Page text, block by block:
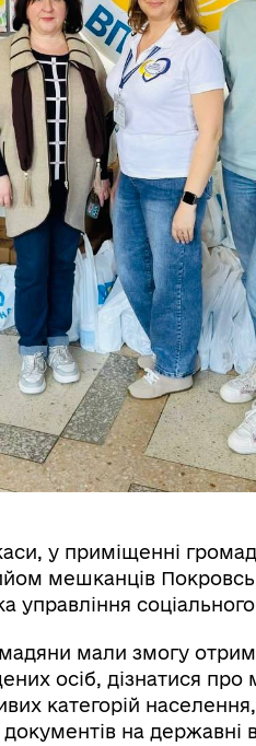
Соціальні
у приміщенні
мешканців
управління
мали змогу
осіб, дізнатися про
категорій
на державні